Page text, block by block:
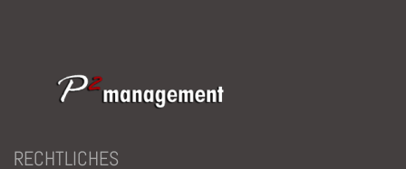
RECHTLICHES